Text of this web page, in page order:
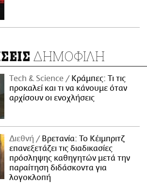
ΔΗΜΟΦΙΛΗ
Τech & Science
Κράμπες: Τι τις
προκαλεί και τι να κάνουμε όταν
αρχίσουν οι ενοχλήσεις
Διεθνή
Βρετανία: Το Κέιμπριτζ
επανεξετάζει τις διαδικασίες
πρόσληψης καθηγητών μετά την
παραίτηση διδάσκοντα για
λογοκλοπή